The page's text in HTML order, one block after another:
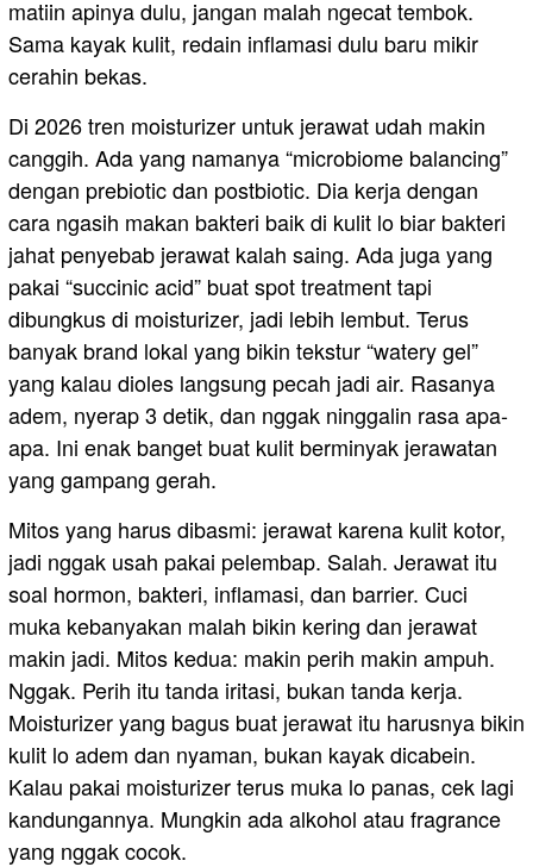
matiin apinya dulu, jangan malah ngecat tembok.
Sama kayak kulit, redain inflamasi dulu baru mikir
cerahin bekas.
Di 2026 tren moisturizer untuk jerawat udah makin
canggih. Ada yang namanya “microbiome balancing”
dengan prebiotic dan postbiotic. Dia kerja dengan
cara ngasih makan bakteri baik di kulit lo biar bakteri
jahat penyebab jerawat kalah saing. Ada juga yang
pakai “succinic acid” buat spot treatment tapi
dibungkus di moisturizer, jadi lebih lembut. Terus
banyak brand lokal yang bikin tekstur “watery gel”
yang kalau dioles langsung pecah jadi air. Rasanya
adem, nyerap 3 detik, dan nggak ninggalin rasa apa-
apa. Ini enak banget buat kulit berminyak jerawatan
yang gampang gerah.
Mitos yang harus dibasmi: jerawat karena kulit kotor,
jadi nggak usah pakai pelembap. Salah. Jerawat itu
soal hormon, bakteri, inflamasi, dan barrier. Cuci
muka kebanyakan malah bikin kering dan jerawat
makin jadi. Mitos kedua: makin perih makin ampuh.
Nggak. Perih itu tanda iritasi, bukan tanda kerja.
Moisturizer yang bagus buat jerawat itu harusnya bikin
kulit lo adem dan nyaman, bukan kayak dicabein.
Kalau pakai moisturizer terus muka lo panas, cek lagi
kandungannya. Mungkin ada alkohol atau fragrance
yang nggak cocok.